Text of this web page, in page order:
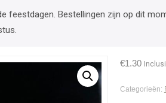
feestdagen. Bestellingen zijn op dit
€1.30
Categorieën: